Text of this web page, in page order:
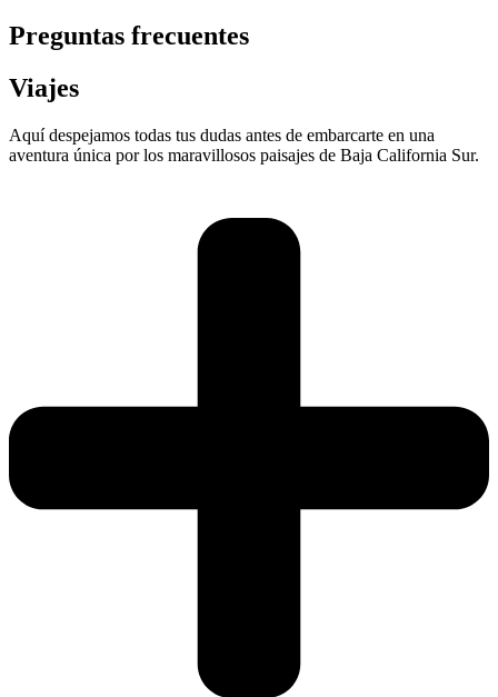
Preguntas frecuentes
Viajes
Aquí despejamos todas tus dudas antes de embarcarte en una
aventura única por los maravillosos paisajes de Baja California Sur.